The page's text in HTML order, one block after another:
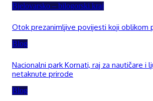
Bjelovarsko – bilogorski kraj
Otok prezanimljive povijesti koji oblikom
Blog
Nacionalni park Kornati, raj za nautičare i
netaknute prirode
Blog